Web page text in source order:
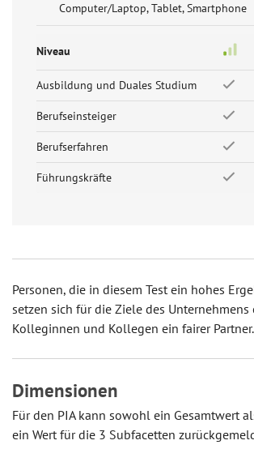
Computer/Laptop, Tablet, Smartphone
Niveau
Ausbildung und Duales Studium
Berufseinsteiger
Berufserfahren
Führungskräfte
Personen, die in diesem Test ein hohes
setzen sich für die Ziele des
Kolleginnen und Kollegen ein fairer Partner.
Dimensionen
Für den PIA kann sowohl ein Gesamtwert
ein Wert für die 3 Subfacetten